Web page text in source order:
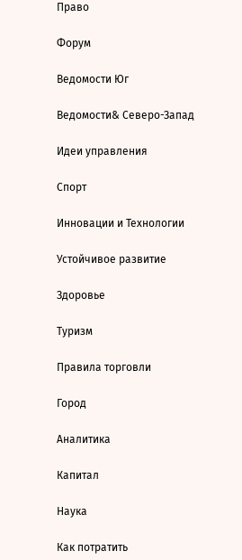
Право
Форум
Ведомости Юг
Ведомости& Северо-Запад
Идеи управления
Спорт
Инновации и Технологии
Устойчивое развитие
Здоровье
Туризм
Правила торговли
Город
Аналитика
Капитал
Наука
Как потратить